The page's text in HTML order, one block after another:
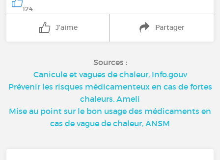
124
J'aime Partager
Sources :
Canicule et vagues de chaleur, Info.gouv
Prévenir les risques médicamenteux en cas de fortes
chaleurs, Ameli
Mise au point sur le bon usage des médicaments en
cas de vague de chaleur, ANSM